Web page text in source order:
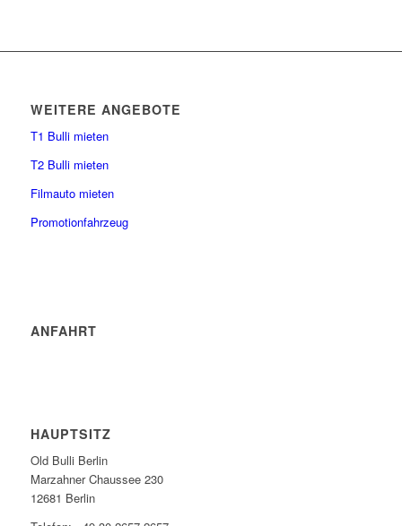
WEITERE ANGEBOTE
T1 Bulli mieten
T2 Bulli mieten
Filmauto mieten
Promotionfahrzeug
ANFAHRT
HAUPTSITZ
Old Bulli Berlin
Marzahner Chaussee 230
12681 Berlin